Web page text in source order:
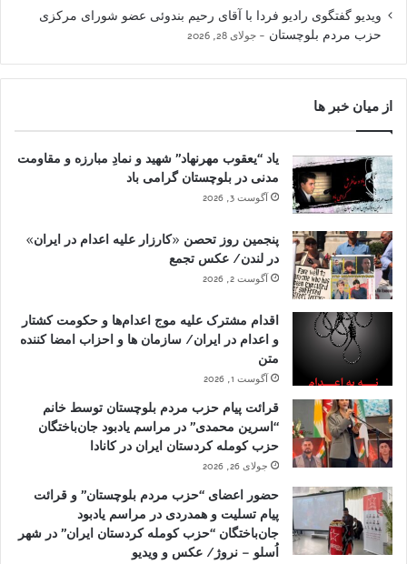
ویدیو گفتگوی رادیو فردا با آقای رحیم بندوئی عضو شورای مرکزی
حزب مردم بلوچستان
جولای 28, 2026
از میان خبر ها
یاد “یعقوب مهرنهاد” شهید و نمادِ مبارزه و مقاومت
مدنی در بلوچستان گرامی باد
آگوست 3, 2026
پنجمین روز تحصن «کارزار علیه اعدام در ایران»
در لندن/ عکس تجمع
آگوست 2, 2026
اقدام مشترک علیه موج اعدام‌ها و حکومت کشتار
و اعدام در ایران/ سازمان ها و احزاب امضا کننده
متن
آگوست 1, 2026
قرائت پیام حزب مردم بلوچستان توسط خانم
“اسرین محمدی” در مراسم یادبود جان‌باختگان
حزب کومله کردستان ایران در کانادا
جولای 26, 2026
حضور اعضای “حزب مردم بلوچستان” و قرائت
پیام تسلیت و همدردی در مراسم یادبود
جان‌باختگان “حزب کومله کردستان ایران” در شهر
اُسلو – نروژ/ عکس و ویدیو